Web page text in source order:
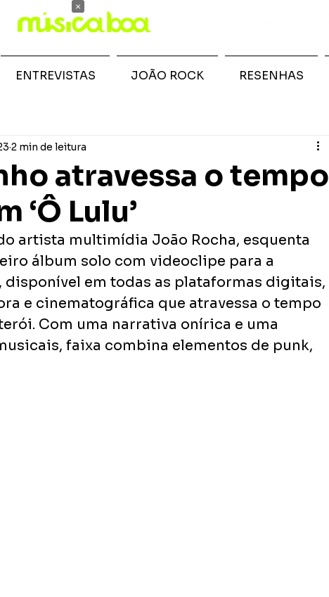
atravessa o tempo
‘Ô Lulu’
2 min de leitura
artista multimídia João Rocha, esquenta
álbum solo com videoclipe para a
disponível em todas as plataformas digitais,
e cinematográfica que atravessa o tempo
Com uma narrativa onírica e uma
faixa combina elementos de punk,
ENTREVISTAS JOÃO ROCK RESENHAS
×